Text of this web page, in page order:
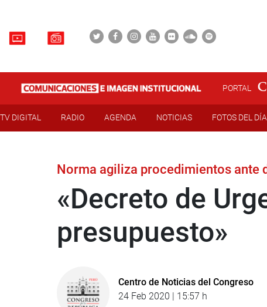
PORTAL
TV DIGITAL RADIO AGENDA NOTICIAS FOTOS DEL DÍA
Norma agiliza procedimientos ante
«Decreto de
presupuesto»
Centro de Noticias del Congreso
24 Feb 2020 | 15:57 h